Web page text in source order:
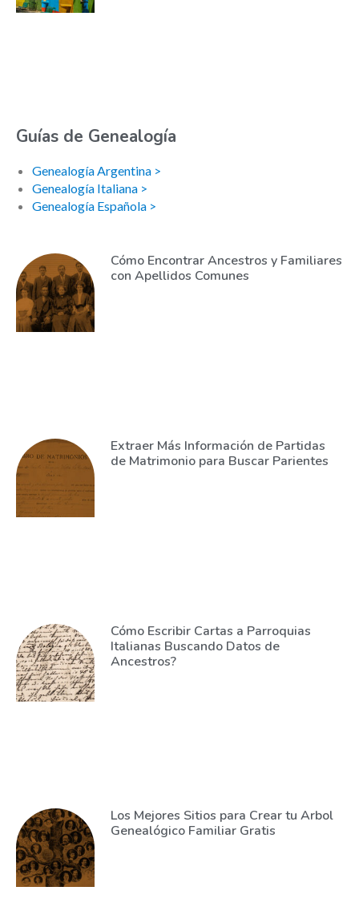
Guías de Genealogía
Genealogía Argentina >
Genealogía Italiana >
Genealogía Española >
Cómo Encontrar Ancestros y Familiares
con Apellidos Comunes
Extraer Más Información de Partidas
de Matrimonio para Buscar Parientes
Cómo Escribir Cartas a Parroquias
Italianas Buscando Datos de
Ancestros?
Los Mejores Sitios para Crear tu Arbol
Genealógico Familiar Gratis